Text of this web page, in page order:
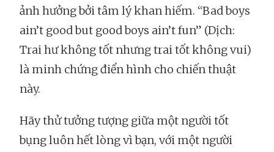
ảnh hưởng bởi tâm lý khan hiếm. “Bad boys
ain’t good but good boys ain’t fun” (Dịch:
Trai hư không tốt nhưng trai tốt không vui)
là minh chứng điển hình cho chiến thuật
này.
Hãy thử tưởng tượng giữa một người tốt
bụng luôn hết lòng vì bạn, với một người